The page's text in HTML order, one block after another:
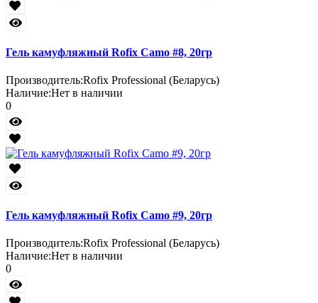
Гель камуфляжный Rofix Camo #8, 20гр
Производитель:Rofix Professional (Беларусь)
Наличие:Нет в наличии
0
Гель камуфляжный Rofix Camo #9, 20гр
Производитель:Rofix Professional (Беларусь)
Наличие:Нет в наличии
0